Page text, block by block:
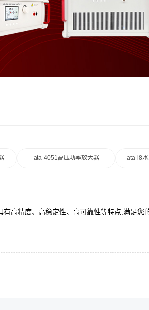
ata-4051高压功率放大器 ata-l8
高精度、高稳定性、高可靠性等特点,满足您